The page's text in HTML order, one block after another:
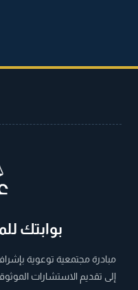
بوابتك
مبادرة مجتمعية توعوية
إلى تقديم الاستشارات